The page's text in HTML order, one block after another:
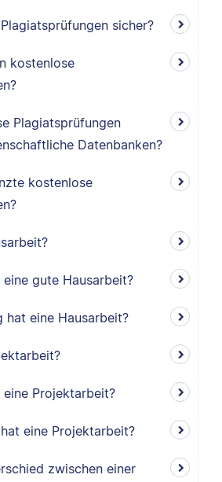
sicher?
kostenlose
Plagiatsprüfungen
Datenbanken?
kostenlose
gute Hausarbeit?
hat eine Hausarbeit?
Projektarbeit?
eine Projektarbeit?
zwischen einer